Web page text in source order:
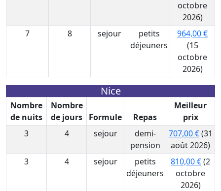
octobre
2026)
7
8 sejour
petits
déjeuners
964,00 €
(15
octobre
2026)
Nice
Nombre
de nuits
Nombre
de jours
Formule Repas
Meilleur
prix
3
4 sejour
demi-
pension
707,00 €(31
août 2026)
3
4 sejour
petits
déjeuners
810,00 €(2
octobre
2026)